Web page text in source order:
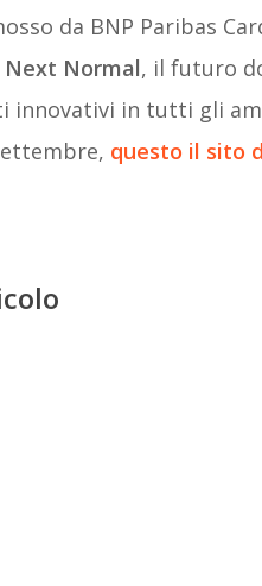
da BNP Paribas
Next Normal, il futuro
innovativi in tutti gli
questo il sito